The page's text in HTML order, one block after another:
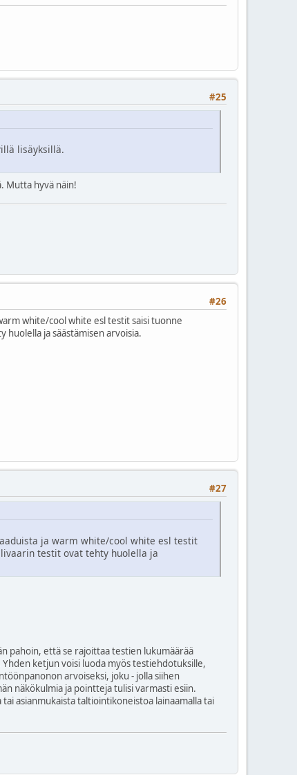
#25
lisäyksillä.
Mutta hyvä näin!
#26
white/cool white esl testit saisi tuonne
ja säästämisen arvoisia.
#27
ja warm white/cool white esl testit
testit ovat tehty huolella ja
pahoin, että se rajoittaa testien lukumäärää
ketjun voisi luoda myös testiehdotuksille,
arvoiseksi, joku - jolla siihen
näkökulmia ja pointteja tulisi varmasti esiin.
asianmukaista taltiointikoneistoa lainaamalla tai